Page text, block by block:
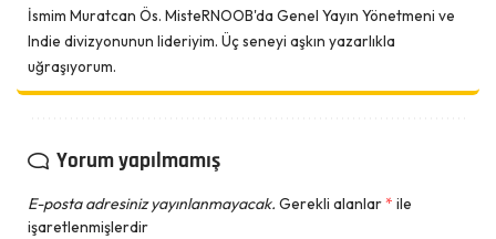
İsmim Muratcan Ös. MisteRNOOB'da Genel Yayın Yönetmeni ve
Indie divizyonunun lideriyim. Üç seneyi aşkın yazarlıkla
uğraşıyorum.
Yorum yapılmamış
E-posta adresiniz yayınlanmayacak. Gerekli alanlar* ile
işaretlenmişlerdir